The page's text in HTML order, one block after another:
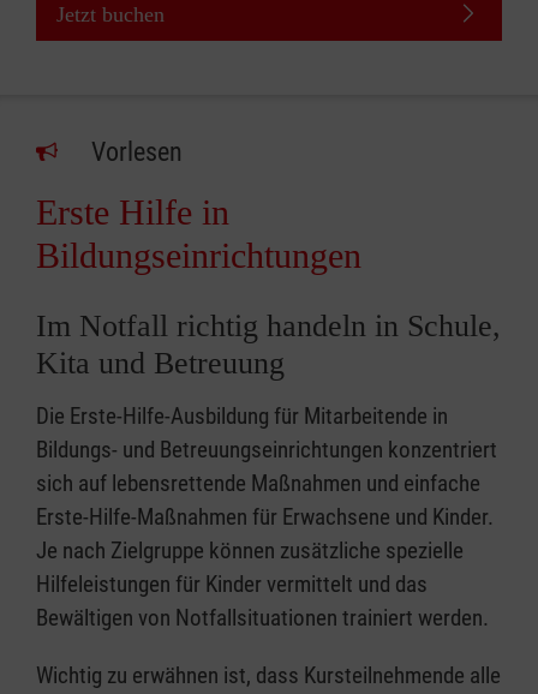
Jetzt buchen
Vorlesen
Erste Hilfe in
Bildungseinrichtungen
Im Notfall richtig handeln in Schule,
Kita und Betreuung
Die Erste-Hilfe-Ausbildung für Mitarbeitende in
Bildungs- und Betreuungseinrichtungen konzentriert
sich auf lebensrettende Maßnahmen und einfache
Erste-Hilfe-Maßnahmen für Erwachsene und Kinder.
Je nach Zielgruppe können zusätzliche spezielle
Hilfeleistungen für Kinder vermittelt und das
Bewältigen von Notfallsituationen trainiert werden.
Wichtig zu erwähnen ist, dass Kursteilnehmende alle